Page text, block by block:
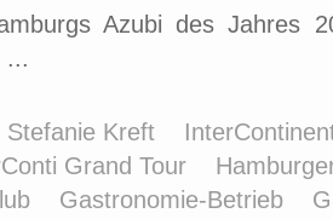
Azubi des Jahres
...
Stefanie Kreft
Grand Tour
Gastronomie-Betrieb